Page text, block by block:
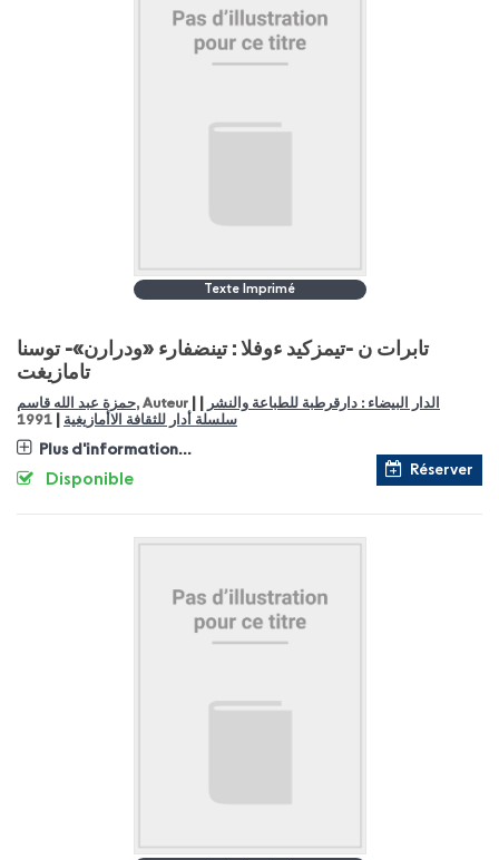
Texte Imprimé
تابرات ن -تيمزكيد ءوفلا : تينضفارء «ودرارن»- توسنا
تامازيغت
حمزة عبد الله قاسم, Auteur الدار البيضاء : دارقرطبة للطباعة والنشر
سلسلة أدار للثقافة الاأمازيغية 1991
Plus d'information...
Réserver
Disponible